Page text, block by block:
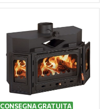
CONSEGNA GRATUITA